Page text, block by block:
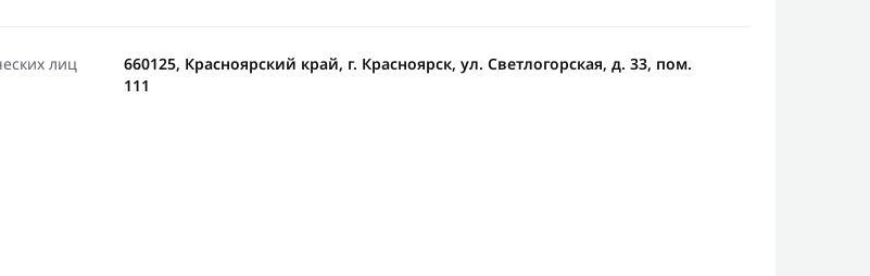
лиц
660125, Красноярский край, г. Красноярск, ул. Светлогорская, д. 33, пом.
111